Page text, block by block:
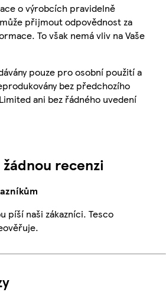
o výrobcích pravidelně
přijmout odpovědnost za
To však nemá vliv na Vaše
pouze pro osobní použití a
bez předchozího
ani bez řádného uvedení
recenzi
píší naši zákazníci. Tesco